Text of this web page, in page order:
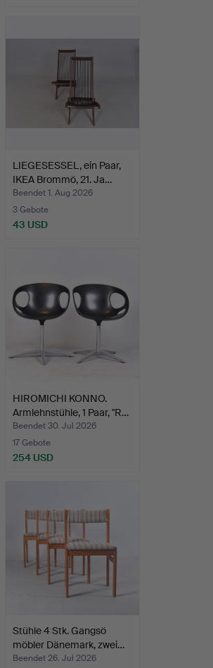
LIEGESESSEL, ein Paar,
IKEA Brommö, 21. Ja…
Beendet 1. Aug 2026
3 Gebote
43 USD
HIROMICHI KONNO.
Armlehnstühle, 1 Paar, "R…
Beendet 30. Jul 2026
17 Gebote
254 USD
Stühle 4 Stk. Gangsö
möbler Dänemark, zwei…
Beendet 26. Jul 2026